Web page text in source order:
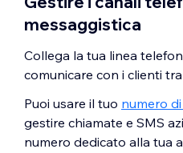
messaggistica
Collega la tua linea
comunicare con i clienti
Puoi usare il tuo numero
gestire chiamate e SMS
numero dedicato alla tua